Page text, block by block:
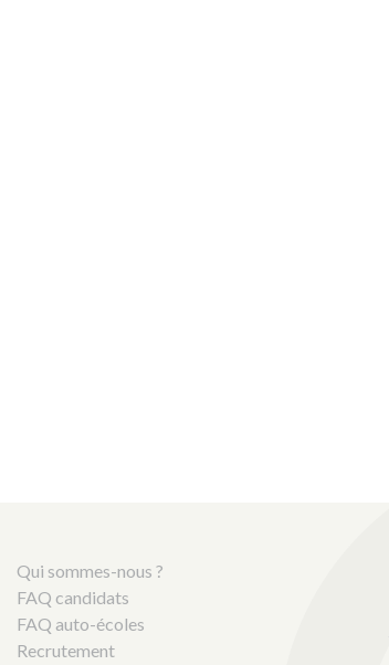
Qui sommes-nous ?
FAQ candidats
FAQ auto-écoles
Recrutement